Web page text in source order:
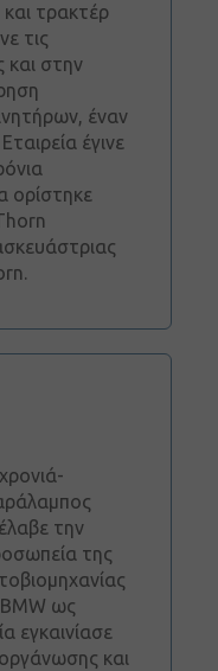
τρακτέρ
τις
και στην
έναν
έγινε
ορίστηκε
την
της
ως
εγκαινίασε
και